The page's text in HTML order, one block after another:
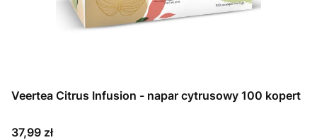
Veertea Citrus Infusion - napar cytrusowy 100 kopert
Cena
37,99 zł